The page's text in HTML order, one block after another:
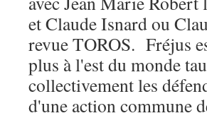
et Claude Isnard ou
revue TOROS. Fréjus
plus à l'est du monde
collectivement les
d'une action commune